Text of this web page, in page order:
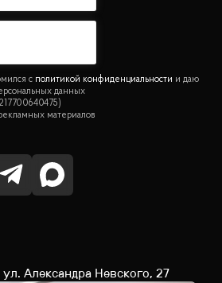
политикой конфиденциальности
Александра Невского, 27